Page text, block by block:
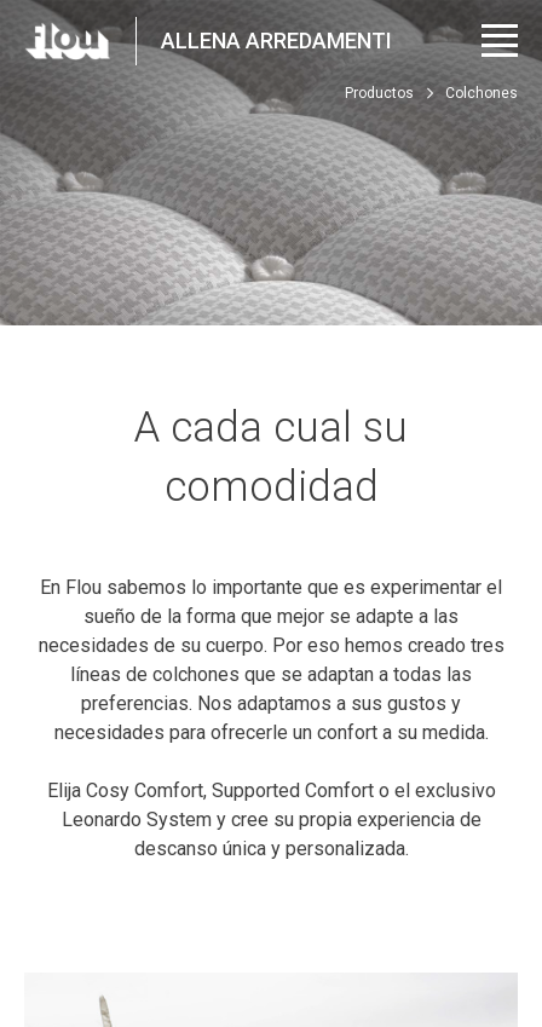
ALLENA ARREDAMENTI
Productos Colchones
A cada cual su
comodidad
En Flou sabemos lo importante que es experimentar el
sueño de la forma que mejor se adapte a las
necesidades de su cuerpo. Por eso hemos creado tres
líneas de colchones que se adaptan a todas las
preferencias. Nos adaptamos a sus gustos y
necesidades para ofrecerle un confort a su medida.
Elija Cosy Comfort, Supported Comfort o el exclusivo
Leonardo System y cree su propia experiencia de
descanso única y personalizada.